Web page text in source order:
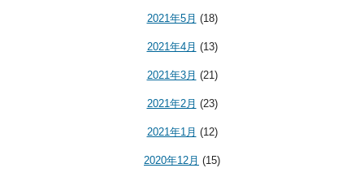
2021年5月 (18)
2021年4月 (13)
2021年3月 (21)
2021年2月 (23)
2021年1月 (12)
2020年12月 (15)